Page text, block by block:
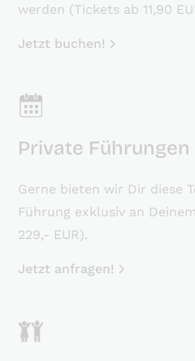
werden (Tickets ab 11,90
Jetzt buchen!
Private Führungen
Gerne bieten wir Dir diese
Führung exklusiv an
229,- EUR).
Jetzt anfragen!